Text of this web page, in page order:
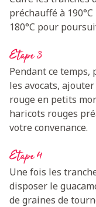
préchauffé à
180°C pour
Etape 3
Pendant ce temps,
les avocats,
rouge en petits
haricots rouges
votre convenance.
Etape 4
Une fois les
disposer le
de graines de